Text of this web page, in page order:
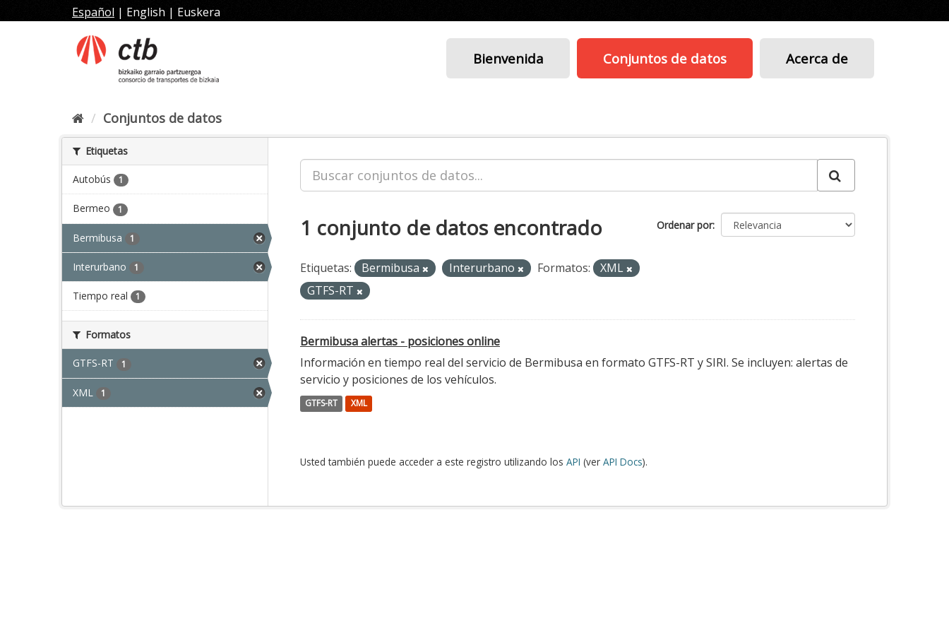
al
Español | English | Euskera
Bienvenida Conjuntos de datos Acerca de
Conjuntos de datos
Etiquetas
Autobús 1
Bermeo 1
Bermibusa 1
Interurbano 1
Tiempo real 1
Formatos
GTFS-RT 1
XML 1
Ordenar por
1 conjunto de datos encontrado
Etiquetas: Bermibusa Interurbano Formatos:
XML
GTFS-RT
Bermibusa alertas - posiciones online
Información en tiempo real del servicio de Bermibusa en formato GTFS-RT y SIRI. Se incluyen: alertas de
servicio y posiciones de los vehículos.
GTFS-RT XML
Usted también puede acceder a este registro utilizando los API (ver API Docs).